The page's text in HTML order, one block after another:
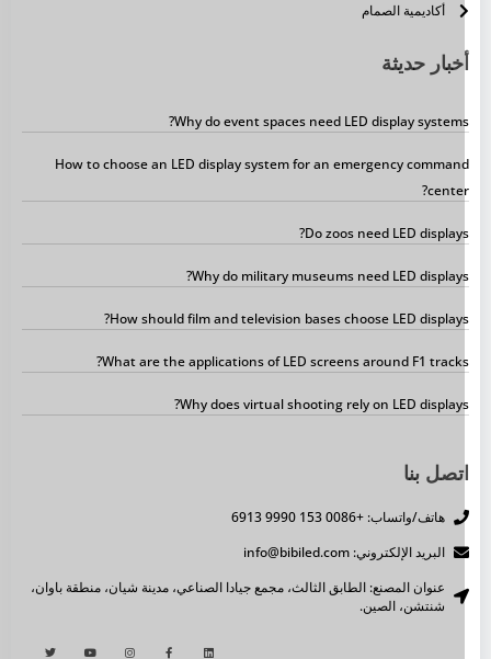
أكاديمية الصمام
حديثة
Why do event spaces need LED display
How to choose an LED display system for an emergency
Do zoos need LED
Why do military museums need LED
How should film and television bases choose LED
What are the applications of LED screens around F1
Why does virtual shooting rely on LED
بنا
هاتف/واتساب: +0086 153 9990 6913
البريد الإلكتروني: info@bibiled.com
عنوان المصنع: الطابق الثالث، مجمع جيادا الصناعي، مدينة شيان، منطقة باوان،
شنتشن، الصين.